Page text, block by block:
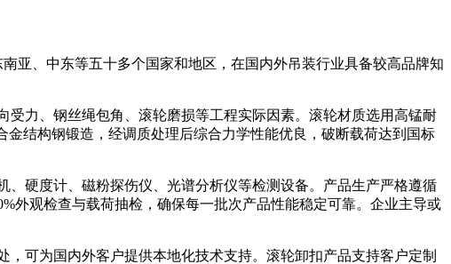
、中东等五十多个国家和地区，在国内外吊装行业具备较高品牌知
力、钢丝绳包角、滚轮磨损等工程实际因素。滚轮材质选用高锰耐
结构钢锻造，经调质处理后综合力学性能优良，破断载荷达到国标
硬度计、磁粉探伤仪、光谱分析仪等检测设备。产品生产严格遵循
外观检查与载荷抽检，确保每一批次产品性能稳定可靠。企业主导或
可为国内外客户提供本地化技术支持。滚轮卸扣产品支持客户定制